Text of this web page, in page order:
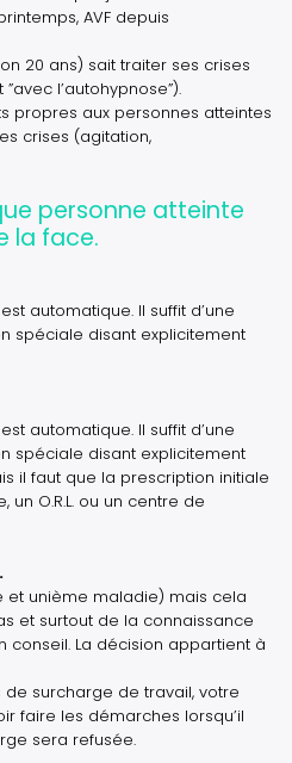
AVF depuis
20 ans) sait traiter ses crises
l’autohypnose”).
propres aux personnes atteintes
crises (agitation,
personne atteinte
la face.
automatique. Il suffit d’une
spéciale disant explicitement
automatique. Il suffit d’une
spéciale disant explicitement
il faut que la prescription initiale
O.R.L. ou un centre de
et unième maladie) mais cela
et surtout de la connaissance
conseil. La décision appartient à
surcharge de travail, votre
faire les démarches lorsqu’il
sera refusée.